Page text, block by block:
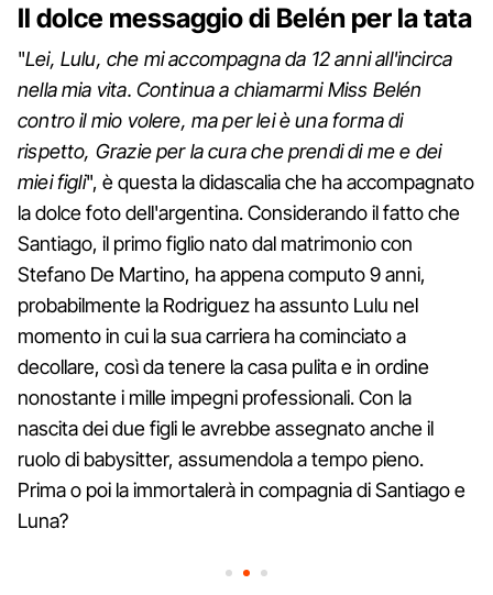
Il dolce messaggio di Belén per la tata
"Lei, Lulu, che mi accompagna da 12 anni all'incirca
nella mia vita. Continua a chiamarmi Miss Belén
contro il mio volere, ma per lei è una forma di
rispetto, Grazie per la cura che prendi di me e dei
miei figli", è questa la didascalia che ha accompagnato
la dolce foto dell'argentina. Considerando il fatto che
Santiago, il primo figlio nato dal matrimonio con
Stefano De Martino, ha appena computo 9 anni,
probabilmente la Rodriguez ha assunto Lulu nel
momento in cui la sua carriera ha cominciato a
decollare, così da tenere la casa pulita e in ordine
nonostante i mille impegni professionali. Con la
nascita dei due figli le avrebbe assegnato anche il
ruolo di babysitter, assumendola a tempo pieno.
Prima o poi la immortalerà in compagnia di Santiago e
Luna?